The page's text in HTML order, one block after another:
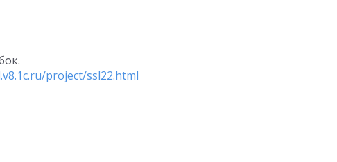
project/ssl22.html